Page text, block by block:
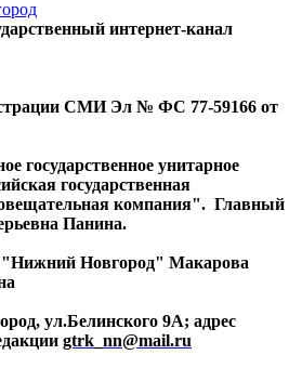
интернет-канал
СМИ Эл № ФС 77-59166 от
государственное унитарное
государственная
компания". Главный
Панина.
"Нижний Новгород" Макарова
ул.Белинского 9А; адрес
gtrk_nn@mail.ru